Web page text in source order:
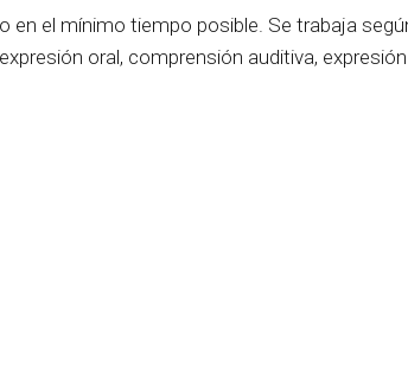
en el mínimo tiempo posible. Se trabaja
oral, comprensión auditiva,